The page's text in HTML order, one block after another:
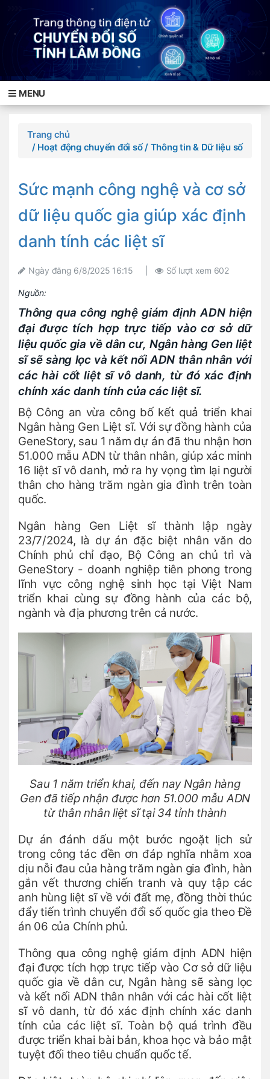
MENU
Trang chủ
/ Hoạt động chuyển đổi số/ Thông tin & Dữ liệu số
Sức mạnh công nghệ và cơ sở
dữ liệu quốc gia giúp xác định
danh tính các liệt sĩ
Ngày đăng 6/8/2025 16:15 Số lượt xem 602
Nguồn:
Thông qua công nghệ giám định ADN hiện
đại được tích hợp trực tiếp vào cơ sở dữ
liệu quốc gia về dân cư, Ngân hàng Gen liệt
sĩ sẽ sàng lọc và kết nối ADN thân nhân với
các hài cốt liệt sĩ vô danh, từ đó xác định
chính xác danh tính của các liệt sĩ.
Bộ Công an vừa công bố kết quả triển khai
Ngân hàng Gen Liệt sĩ. Với sự đồng hành của
GeneStory, sau 1 năm dự án đã thu nhận hơn
51.000 mẫu ADN từ thân nhân, giúp xác minh
16 liệt sĩ vô danh, mở ra hy vọng tìm lại người
thân cho hàng trăm ngàn gia đình trên toàn
quốc.
Ngân hàng Gen Liệt sĩ thành lập ngày
23/7/2024, là dự án đặc biệt nhân văn do
Chính phủ chỉ đạo, Bộ Công an chủ trì và
GeneStory - doanh nghiệp tiên phong trong
lĩnh vực công nghệ sinh học tại Việt Nam
triển khai cùng sự đồng hành của các bộ,
ngành và địa phương trên cả nước.
Sau 1 năm triển khai, đến nay Ngân hàng
Gen đã tiếp nhận được hơn 51.000 mẫu ADN
từ thân nhân liệt sĩ tại 34 tỉnh thành
Dự án đánh dấu một bước ngoặt lịch sử
trong công tác đền ơn đáp nghĩa nhằm xoa
dịu nỗi đau của hàng trăm ngàn gia đình, hàn
gắn vết thương chiến tranh và quy tập các
anh hùng liệt sĩ về với đất mẹ, đồng thời thúc
đẩy tiến trình chuyển đổi số quốc gia theo Đề
án 06 của Chính phủ.
Thông qua công nghệ giám định ADN hiện
đại được tích hợp trực tiếp vào Cơ sở dữ liệu
quốc gia về dân cư, Ngân hàng sẽ sàng lọc
và kết nối ADN thân nhân với các hài cốt liệt
sĩ vô danh, từ đó xác định chính xác danh
tính của các liệt sĩ. Toàn bộ quá trình đều
được triển khai bài bản, khoa học và bảo mật
tuyệt đối theo tiêu chuẩn quốc tế.